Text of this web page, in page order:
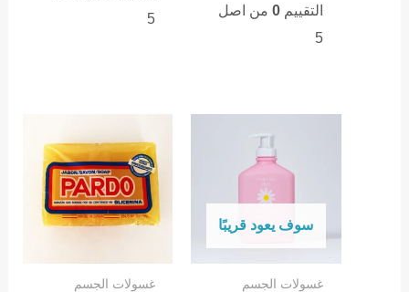
التقييم0 من اصل
5
5
سوف يعود قريبًا
غسولات الجسم غسولات الجسم